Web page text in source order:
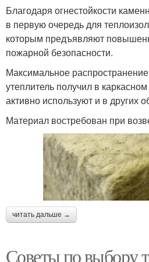
Благодаря огнестойкости
в первую очередь для
которым предъявляют
пожарной безопасности.
Максимальное
утеплитель получил в
активно используют и в других
Материал востребован при
читать дальше →
Советы по выбору